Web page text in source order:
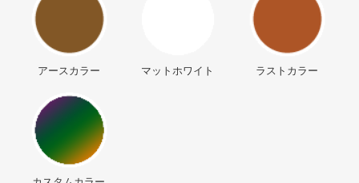
アースカラー マットホワイト ラストカラー